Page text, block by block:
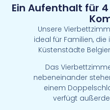
Ein Aufenthalt für
Unsere
ideal für Familien,
Küstenstädte
Das
nebeneinander
einem
verfügt